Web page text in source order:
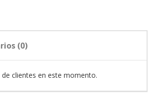
(0)
clientes en este momento.